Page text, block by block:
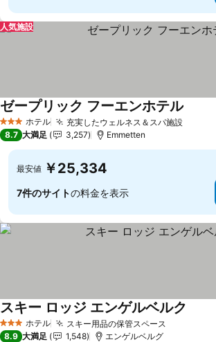
人気施設
3 ホテルのランク
ホテル 充実したウェルネス＆スパ施設料金を
ゼープリック フーエンホテル
8.7 大満足 3,257 Emmetten
最安値 ￥25,334
7件のサイトの料金を表示
3 ホテルのランク
ホテル スキー用品の保管スペース
スキー ロッジ エンゲルベルク
8.9 大満足 1,548 エンゲルベルグ